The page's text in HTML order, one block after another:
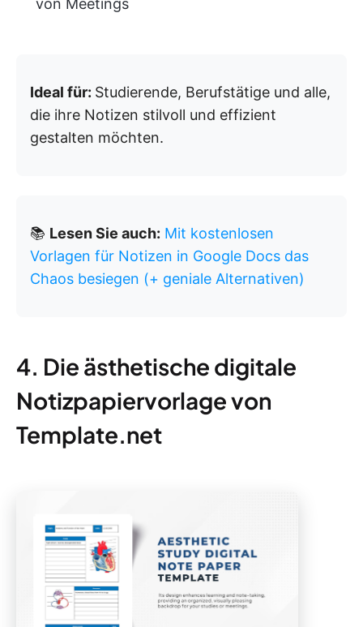
Ideal für: Studierende, Berufstätige und alle,
die ihre Notizen stilvoll und effizient
gestalten möchten.
📚 Lesen Sie auch: Mit kostenlosen
Vorlagen für Notizen in Google Docs das
Chaos besiegen (+ geniale Alternativen)
4. Die ästhetische digitale
Notizpapiervorlage von
Template.net